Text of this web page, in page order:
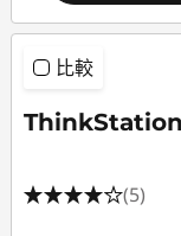
比較
(5)